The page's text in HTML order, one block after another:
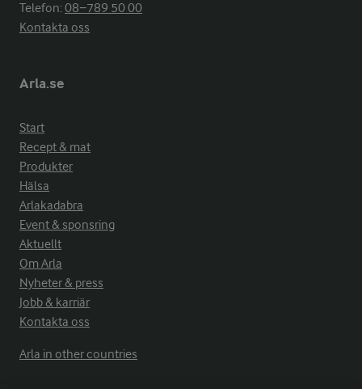
Telefon:08−789 50 00
Kontakta oss
Arla.se
Start
Recept & mat
Produkter
Hälsa
Arlakadabra
Event & sponsring
Aktuellt
Om Arla
Nyheter & press
Jobb & karriär
Kontakta oss
Arla in other countries